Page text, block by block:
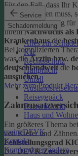
Service
Schadenmeldung
Alles zur
Kfz
Rechtsschutz
Haftpflicht
Unfall
Reisegepäck
Reiserücktritt
Haus und
meineDEVK
Kontakt
Kundendaten ändern
Für den Fall, dass Ihr
operiert werden muss,
Zusatzversicherung
IhremNachwuchs
Krankenhausdie
Bei komplizierten
was dieÄrztin bzw.
deutschlandweitdie
aussuchen.
Mehr zum Produkt
Ein größeres Thema
von Kiefer und
Fehlstellungsgrad
DieDEVK-